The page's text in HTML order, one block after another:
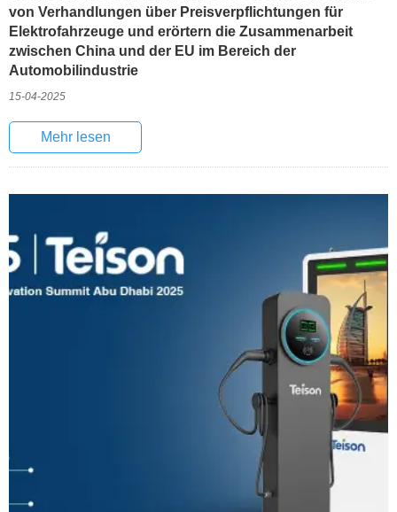
von Verhandlungen über Preisverpflichtungen für
Elektrofahrzeuge und erörtern die Zusammenarbeit
zwischen China und der EU im Bereich der
Automobilindustrie
15-04-2025
Mehr lesen